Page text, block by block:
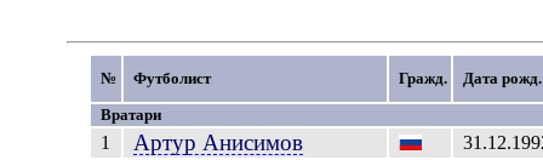
№ Футболист Гражд.
Дата рожд.
Вратари
1 Артур Анисимов